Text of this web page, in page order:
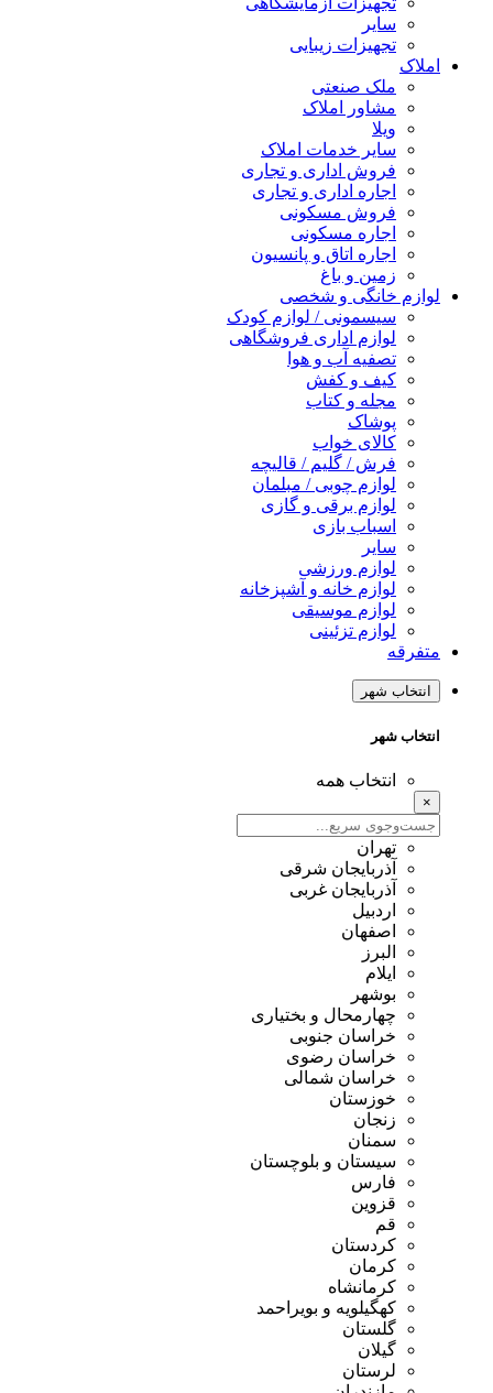
سایر
تجهیزات زیبایی
املاک
ملک صنعتی
مشاور املاک
ویلا
سایر خدمات املاک
فروش اداری و تجاری
اجاره اداری و تجاری
فروش مسکونی
اجاره مسکونی
اجاره اتاق و پانسیون
زمین و باغ
لوازم خانگی و شخصی
سیسمونی / لوازم کودک
لوازم اداری فروشگاهی
تصفیه آب و هوا
کیف و کفش
مجله و کتاب
پوشاک
کالای خواب
فرش / گلیم / قالیچه
لوازم چوبی / مبلمان
لوازم برقی و گازی
اسباب بازی
سایر
لوازم ورزشی
لوازم خانه و آشپزخانه
لوازم موسیقی
لوازم تزئینی
متفرقه
انتخاب شهر
انتخاب شهر
انتخاب همه
تهران
آذربایجان شرقی
آذربایجان غربی
اردبیل
اصفهان
البرز
ایلام
بوشهر
چهارمحال و بختیاری
خراسان جنوبی
خراسان رضوی
خراسان شمالی
خوزستان
زنجان
سمنان
سیستان و بلوچستان
فارس
قزوین
قم
کردستان
کرمان
کرمانشاه
کهگیلویه و بویراحمد
گلستان
گیلان
لرستان